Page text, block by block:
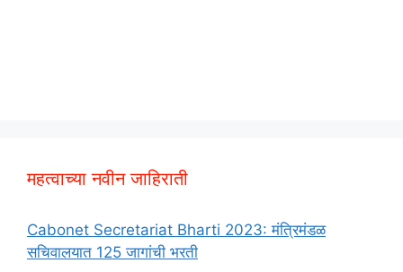
महत्वाच्या नवीन जाहिराती
Cabonet Secretariat Bharti 2023: मंत्रिमंडळ
सचिवालयात 125 जागांची भरती